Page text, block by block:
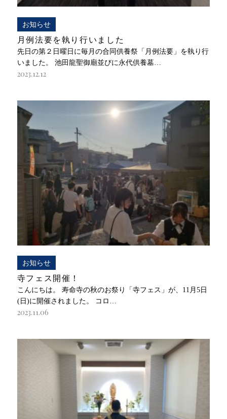
お知らせ
月例法要を執り行いました
先日の第２日曜日に毎月の合同供養祭「月例法要」を執り行
いました。 池田龍聖御廟並びに永代供養墓…
2023.12.12
お知らせ
寺フェス開催！
こんにちは。 寿命寺の秋のお祭り「寺フェス」が、11月5日
(日)に開催されました。 コロ…
2023.11.06